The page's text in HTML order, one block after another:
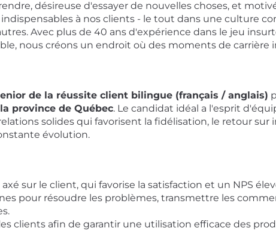
désireuse d'essayer de nouvelles choses, et
à nos clients - le tout dans une culture
Avec plus de 40 ans d'expérience dans le jeu
nous créons un endroit où des moments de carrière
de la réussite client bilingue (français / anglais)
province de Québec. Le candidat idéal a l'esprit
solides qui favorisent la fidélisation, le retour sur
évolution.
sur le client, qui favorise la satisfaction et un NPS
pour résoudre les problèmes, transmettre les
clients afin de garantir une utilisation efficace des